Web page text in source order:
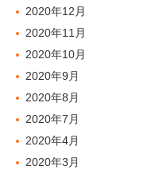
2020年12月
2020年11月
2020年10月
2020年9月
2020年8月
2020年7月
2020年4月
2020年3月